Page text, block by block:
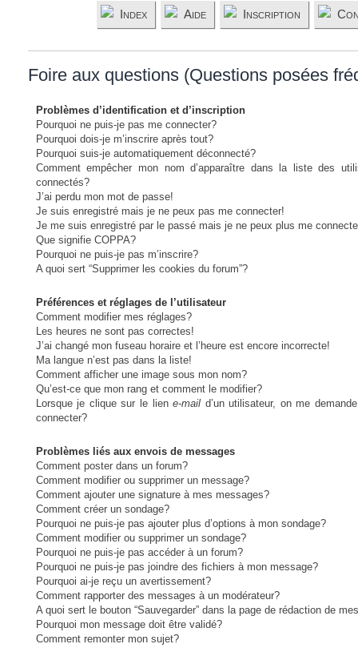
Index Aide Inscription
Foire aux questions (Questions posées
Problèmes d’identification et d’inscription
Pourquoi ne puis-je pas me connecter?
Pourquoi dois-je m’inscrire après tout?
Pourquoi suis-je automatiquement déconnecté?
Comment empêcher mon nom d’apparaître dans la liste des
connectés?
J’ai perdu mon mot de passe!
Je suis enregistré mais je ne peux pas me connecter!
Je me suis enregistré par le passé mais je ne peux plus me
Que signifie COPPA?
Pourquoi ne puis-je pas m’inscrire?
A quoi sert “Supprimer les cookies du forum”?
Préférences et réglages de l’utilisateur
Comment modifier mes réglages?
Les heures ne sont pas correctes!
J’ai changé mon fuseau horaire et l’heure est encore incorrecte!
Ma langue n’est pas dans la liste!
Comment afficher une image sous mon nom?
Qu’est-ce que mon rang et comment le modifier?
Lorsque je clique sur le liene-mail d’un utilisateur, on me
connecter?
Problèmes liés aux envois de messages
Comment poster dans un forum?
Comment modifier ou supprimer un message?
Comment ajouter une signature à mes messages?
Comment créer un sondage?
Pourquoi ne puis-je pas ajouter plus d’options à mon sondage?
Comment modifier ou supprimer un sondage?
Pourquoi ne puis-je pas accéder à un forum?
Pourquoi ne puis-je pas joindre des fichiers à mon message?
Pourquoi ai-je reçu un avertissement?
Comment rapporter des messages à un modérateur?
A quoi sert le bouton “Sauvegarder” dans la page de rédaction de
Pourquoi mon message doit être validé?
Comment remonter mon sujet?